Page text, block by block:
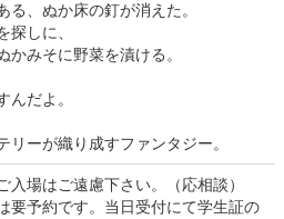
る、ぬか床の釘が消えた。
探しに、
かみそに野菜を漬ける。
んだよ。
リーが織り成すファンタジー。
入場はご遠慮下さい。（応相談）
要予約です。当日受付にて学生証の